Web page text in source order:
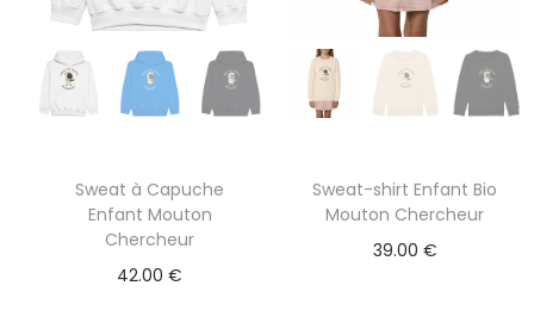
Sweat à Capuche
Enfant Mouton
Chercheur
42.00€
Sweat-shirt Enfant Bio
Mouton Chercheur
39.00 €